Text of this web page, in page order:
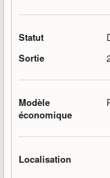
Statut
Sortie
Modèle
économique
Localisation